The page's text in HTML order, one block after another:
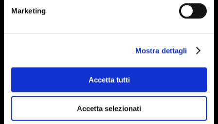
Marketing
Mostra dettagli
Accetta tutti
Accetta selezionati